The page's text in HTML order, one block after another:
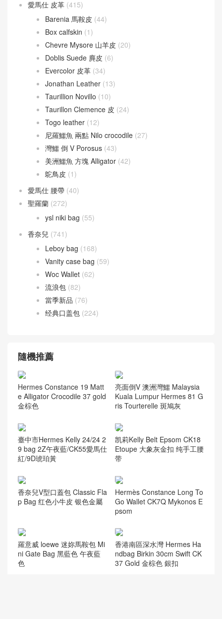
Berline (9)
Cherche(24)
Victoria(8)
愛馬仕 拖鞋 (121)
愛馬仕 皮革 (415)
(44)
Chevre Mysore 山羊皮
Evercolor 皮革
(34)
Jonathan Leather
Taurillion Novillo
(10)
Taurillon Clemence 皮
(24)
Togo leather
尼羅鱷魚 兩點 Nilo crocodile
灣鱷 倒 V Porosus
美洲鱷魚 方塊 Alligator
鴕鳥皮(1)
愛馬仕 腰帶 (40)
聖羅蘭(272)
ysl niki bag (55)
香奈兒(741)
Leboy bag
(168)
Vanity case bag
(59)
當季新品
Hermes Constance 19 Matt
e Alligator Crocodile 37 gold
金棕色
亮面倒V 澳洲灣鱷 Malaysia
Kuala Lumpur Hermes 81 G
ris Tourterelle 斑鳩灰
臺中市Hermes Kelly 24/24 2
9 bag 2Z午夜藍/CK55愛馬仕
凯莉Kelly Belt Epsom CK18
Etoupe 大象灰金扣 纯手工腰
带
香奈兒V型口蓋包 Classic Fla
p Bag 红色小牛皮 银色金屬
Hermès Constance Long To
Go Wallet CK7Q Mykonos E